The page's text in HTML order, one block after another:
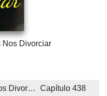
Nos Divorciar
Bilionário, Vamos Nos Divorciar Capítulo 438